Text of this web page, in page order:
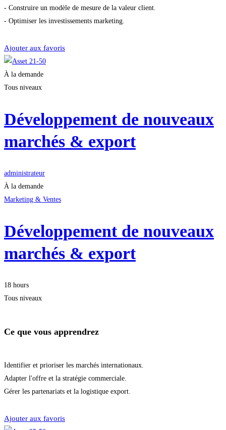
- Construire un modèle de mesure de la valeur client.
- Optimiser les investissements marketing.
Ajouter aux favoris
À la demande
Tous niveaux
Développement de nouveaux
marchés & export
administrateur
À la demande
Marketing & Ventes
Développement de nouveaux
marchés & export
18 hours
Tous niveaux
Ce que vous apprendrez
Identifier et prioriser les marchés internationaux.
Adapter l'offre et la stratégie commerciale.
Gérer les partenariats et la logistique export.
Ajouter aux favoris